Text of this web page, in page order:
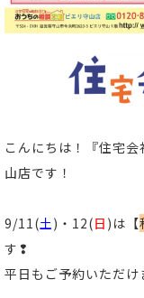
こんにちは！
『住宅
山店です！
9/11(土)・12(日 )は【
す❢
平日もご予約いただけ